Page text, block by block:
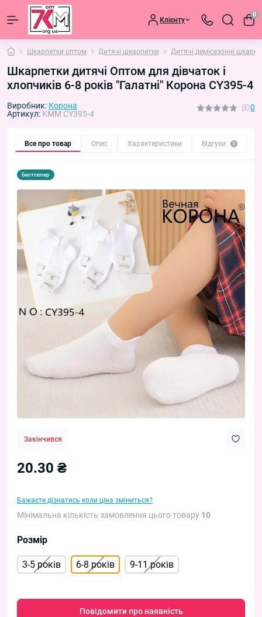
Клієнту
0
Шкарпетки оптом Дитячі шкарпетки Дитячі демісезонні
Шкарпетки дитячі Оптом для дівчаток і
хлопчиків 6-8 років "Галатні" Корона CY395-4
Виробник: Корона
Артикул: KMM CY395-4
0
Все про товар Опис Характеристики Відгуки 0
Бестселер
Закінчився
20.30 ₴
Бажаєте дізнатись коли ціна зміниться?
Мінімальна кількість замовлення цього товару 10
Розмір
3-5 років 6-8 років 9-11 років
Повідомити про наявність